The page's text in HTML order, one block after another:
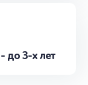
до 3-х лет